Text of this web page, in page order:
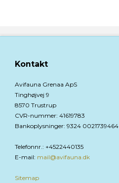
Kontakt
Avifauna Grenaa ApS
Tinghøjvej 9
8570 Trustrup
CVR-nummer: 41619783
Bankoplysninger: 9324 0021739464
Telefonnr. : +4522440135
E-mail: mail@avifauna.dk
Sitemap